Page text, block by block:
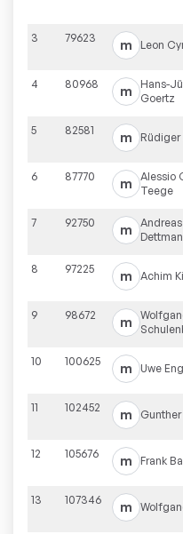
3 79623 m Leon
4 80968 m
Hans-
Goertz
5 82581 m Rüdiger
6 87770 m
Alessio
Teege
7 92750 m
Andreas
8 97225 m Achim
9 98672 m
10 100625 m Uwe
11 102452 m Gunther
12 105676 m Frank
13 107346 m